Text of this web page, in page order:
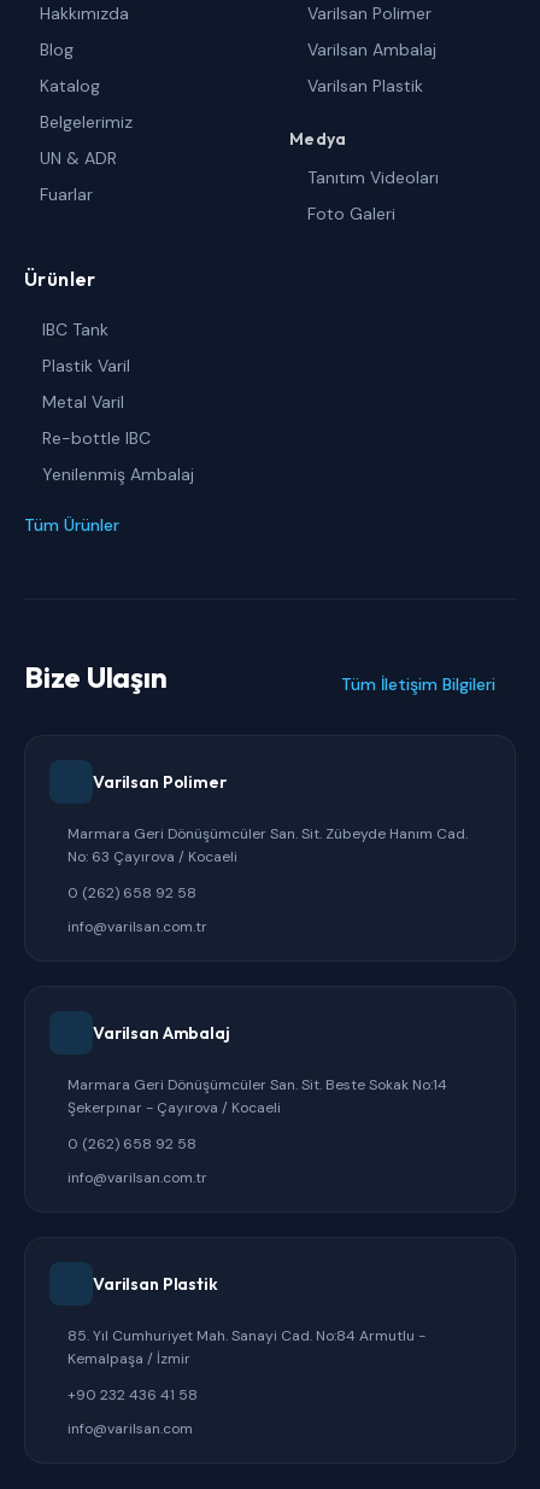
Hakkımızda
Blog
Katalog
Belgelerimiz
UN & ADR
Fuarlar
Varilsan Polimer
Varilsan Ambalaj
Varilsan Plastik
Medya
Tanıtım Videoları
Foto Galeri
Ürünler
IBC Tank
Plastik Varil
Metal Varil
Re-bottle IBC
Yenilenmiş Ambalaj
Tüm Ürünler
Bize Ulaşın Tüm İletişim Bilgileri
Varilsan Polimer
Marmara Geri Dönüşümcüler San. Sit. Zübeyde Hanım Cad.
No: 63 Çayırova / Kocaeli
0 (262) 658 92 58
info@varilsan.com.tr
Varilsan Ambalaj
Marmara Geri Dönüşümcüler San. Sit. Beste Sokak No:14
Şekerpınar - Çayırova / Kocaeli
0 (262) 658 92 58
info@varilsan.com.tr
Varilsan Plastik
85. Yıl Cumhuriyet Mah. Sanayi Cad. No:84 Armutlu -
Kemalpaşa / İzmir
+90 232 436 41 58
info@varilsan.com